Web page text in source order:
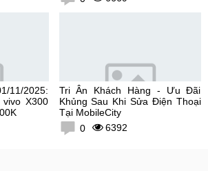
11/2025:
X300
Tri Ân Khách Hàng - Ưu Đãi
Khủng Sau Khi Sửa Điện Thoại
Tại MobileCity
0
6392